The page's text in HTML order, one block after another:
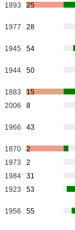
1893 25
1977 28
1945 54
1944 50
1883
15
2006 8
1966 43
1870
2
1973
2
1984
31
1923 53
1956 55